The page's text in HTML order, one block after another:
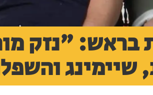
בראש: "נזק
שיימינג